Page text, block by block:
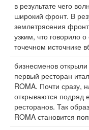
в результате чего
широкий фронт. В
землетрясения фронт
узким, что говорило
точечном источнике
бизнесменов
первый ресторан
ROMA. Почти сразу,
открываются подряд
ресторанов. Так
ROMA становится